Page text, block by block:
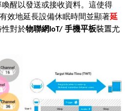
醒以發送或接收資料。這使得
效地延長設備休眠時間並顯著延
性對於物聯網IoT/ 手機平板裝置尤